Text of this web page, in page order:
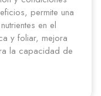
permite una
en el
y foliar, mejora
la capacidad de